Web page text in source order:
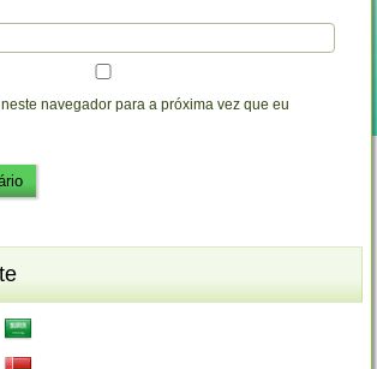
navegador para a próxima vez que eu